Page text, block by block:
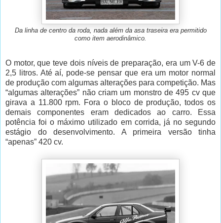
Da linha de centro da roda, nada além da asa traseira era permitido
como item aerodinâmico.
O motor, que teve dois níveis de preparação, era um V-6 de
2,5 litros. Até aí, pode-se pensar que era um motor normal
de produção com algumas alterações para competição. Mas
“algumas alterações” não criam um monstro de 495 cv que
girava a 11.800 rpm. Fora o bloco de produção, todos os
demais componentes eram dedicados ao carro. Essa
potência foi o máximo utilizado em corrida, já no segundo
estágio do desenvolvimento. A primeira versão tinha
“apenas” 420 cv.